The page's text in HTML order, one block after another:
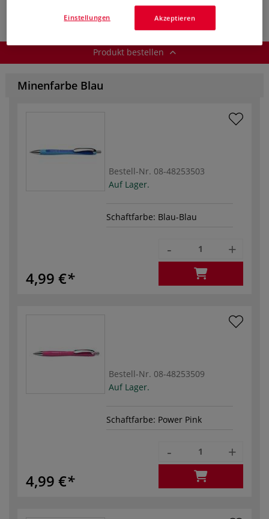
Produkt bestellen
Minenfarbe Blau
Bestell-Nr. 08-48253503
Auf Lager.
Schaftfarbe: Blau-Blau
4,99 €
- +
Bestell-Nr. 08-48253509
Auf Lager.
Schaftfarbe: Power Pink
4,99 €
- +
Akzeptieren
Einstellungen